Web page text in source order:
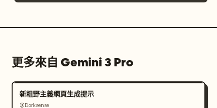
更多來自 Gemini 3 Pro
新粗野主義網頁生成提示
@Dorksense